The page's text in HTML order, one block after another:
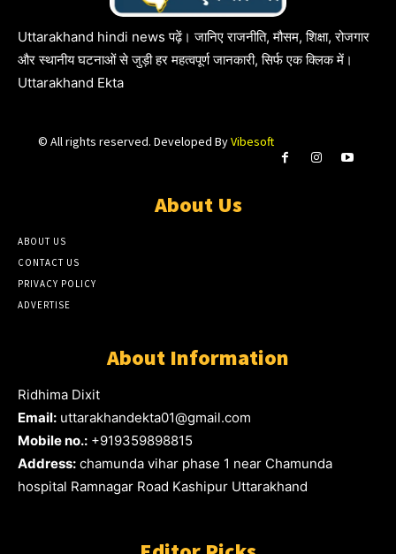
Uttarakhand hindi news पढ़ें। जानिए राजनीति, मौसम, शिक्षा, रोजगार
और स्थानीय घटनाओं से जुड़ी हर महत्वपूर्ण जानकारी, सिर्फ एक क्लिक में।
Uttarakhand Ekta
© All rights reserved. Developed ByVibesoft
About Us
ABOUT US
CONTACT US
PRIVACY POLICY
ADVERTISE
About Information
Ridhima Dixit
Email: uttarakhandekta01@gmail.com
Mobile no.: +919359898815
Address: chamunda vihar phase 1 near Chamunda
hospital Ramnagar Road Kashipur Uttarakhand